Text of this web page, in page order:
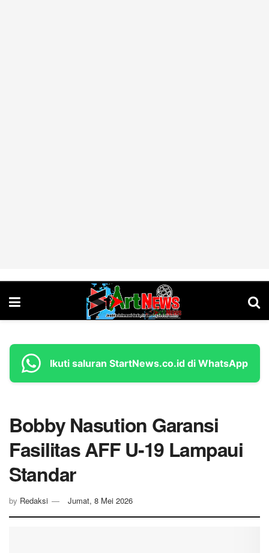
Ikuti saluran StartNews.co.id di WhatsApp
Bobby Nasution Garansi
Fasilitas AFF U-19 Lampaui
Standar
by Redaksi Jumat, 8 Mei 2026